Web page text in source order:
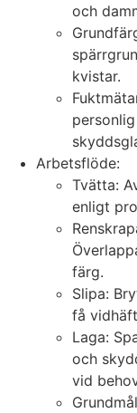
och
kvistar.
Arbetsflöde:
Tvätta:
enligt
färg.
Slipa:
få
Laga:
och
vid